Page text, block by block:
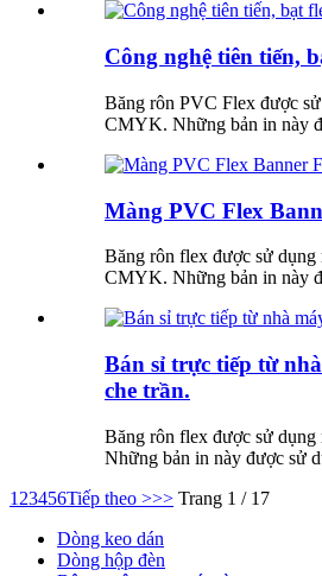
Công nghệ tiên tiến,
Băng rôn PVC Flex được
CMYK. Những bản in này
Màng PVC Flex
Băng rôn flex được sử dụng
CMYK. Những bản in này
Bán sỉ trực tiếp từ
che trần.
Băng rôn flex được sử dụng
Những bản in này được sử
1 23456Tiếp theo >>> Trang 1 / 17
Dòng keo dán
Dòng hộp đèn